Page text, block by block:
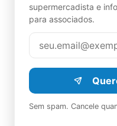
supermercadista e
para associados.
Sem spam. Cancele